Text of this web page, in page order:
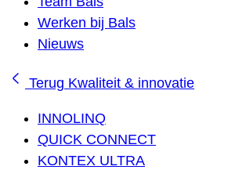
Werken bij Bals
Nieuws
Terug Kwaliteit & innovatie
INNOLINQ
QUICK CONNECT
KONTEX ULTRA